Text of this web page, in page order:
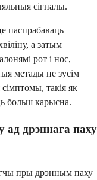
сігналы.
паспрабаваць
а затым
рот і нос,
метады не зусім
такія як
больш карысна.
ад дрэннага паху
пры дрэнным паху